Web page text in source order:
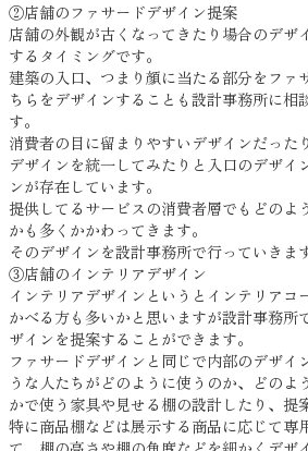
②店舗のファサードデザイン提案
店舗の外観が古くなってきたり場合のデザ
するタイミングです。
建築の入口、つまり顔に当たる部分をファ
ちらをデザインすることも設計事務所に相
す。
消費者の目に留まりやすいデザインだった
デザインを統一してみたりと入口のデザイ
ンが存在しています。
提供してるサービスの消費者層でもどのよ
かも多くかかわってきます。
そのデザインを設計事務所で行っていきます
③店舗のインテリアデザイン
インテリアデザインというとインテリアコ
かべる方も多いかと思いますが設計事務所
ザインを提案することができます。
ファサードデザインと同じで内部のデザイ
うな人たちがどのように使うのか、どのよ
かで使う家具や見せる棚の設計したり、提
特に商品棚などは展示する商品に応じて専